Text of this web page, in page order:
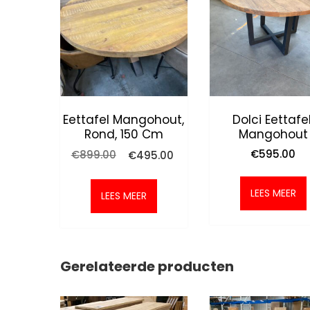
Eettafel Mangohout,
Rond, 150 Cm
€899.00
Oorspronkelijke
was:
€899.00.
€495.00
LEES MEER
Dolci
Mangohout
€595.00
LEES MEER
Gerelateerde producten